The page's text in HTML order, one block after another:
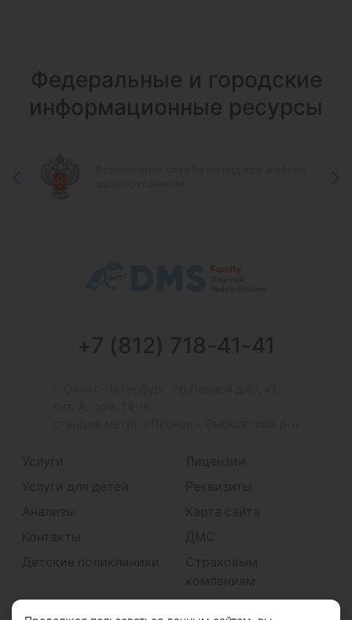
Федеральные и городские
информационные ресурсы
+7 (812) 718-41-41